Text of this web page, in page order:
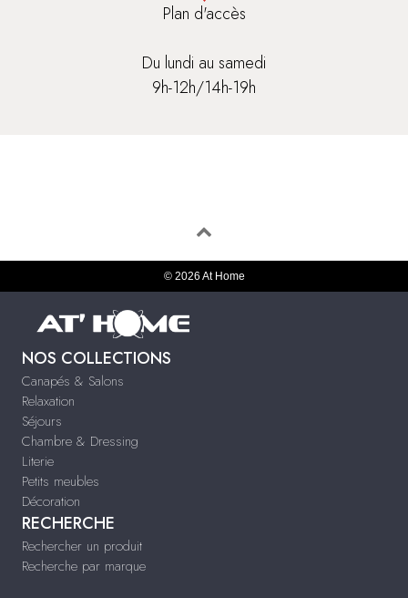
Plan d'accès
Du lundi au samedi
9h-12h/14h-19h
© 2026 At Home
NOS COLLECTIONS
Canapés & Salons
Relaxation
Séjours
Chambre & Dressing
Literie
Petits meubles
Décoration
RECHERCHE
Rechercher un produit
Recherche par marque